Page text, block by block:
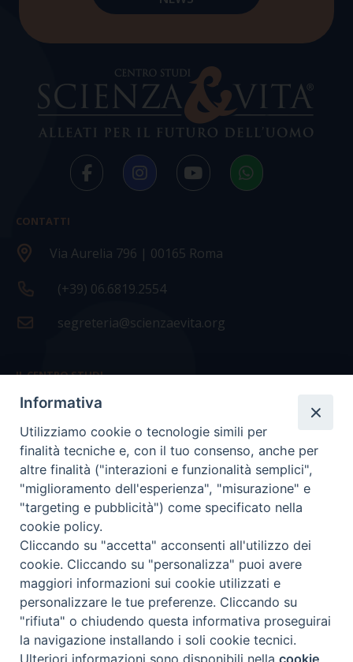
CONTATTI
Via Aurelia 796 | 00165 Roma
(+39) 06.6819.2554
segreteria@scienzaevita.org
IL CENTRO STUDI
La nostra storia
Statuto
Presidenza e ufficio presidenza
Consiglio scientifico
Coordinamento nazionale
COPYRIGHT Scienza & Vita - C.F96600690588- Tutti i
diritti -Privacy- Credits
Informativa
Utilizziamo cookie o tecnologie simili per
finalità tecniche e, con il tuo consenso, anche per
altre finalità ("interazioni e funzionalità semplici",
"miglioramento dell'esperienza", "misurazione" e
"targeting e pubblicità") come specificato nella
cookie policy.
Cliccando su "accetta" acconsenti all'utilizzo dei
cookie. Cliccando su "personalizza" puoi avere
maggiori informazioni sui cookie utilizzati e
personalizzare le tue preferenze. Cliccando su
"rifiuta" o chiudendo questa informativa proseguirai
la navigazione installando i soli cookie tecnici.